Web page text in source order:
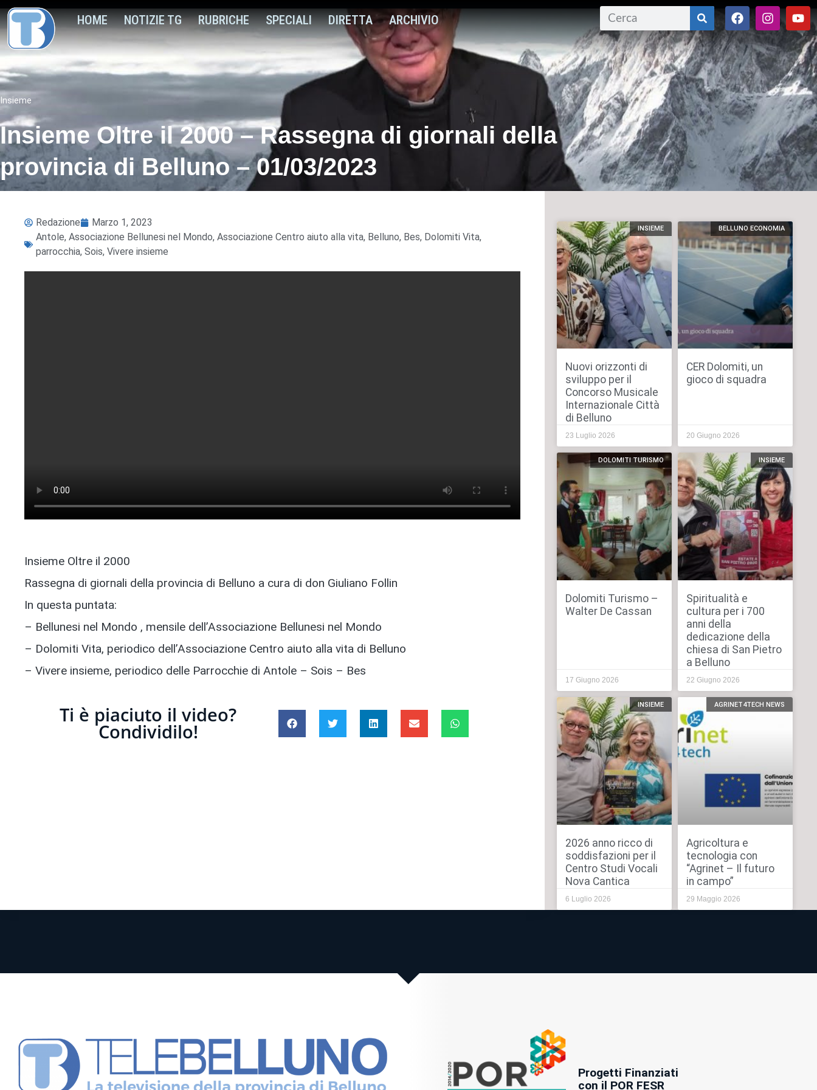
HOME NOTIZIE TG RUBRICHE SPECIALI DIRETTA ARCHIVIO
Insieme
Insieme Oltre il 2000 – Rassegna di giornali della
provincia di Belluno – 01/03/2023
Redazione
Marzo 1, 2023
Antole, Associazione Bellunesi nel Mondo, Associazione Centro aiuto alla vita, Belluno, Bes, Dolomiti Vita,
parrocchia, Sois, Vivere insieme
Insieme Oltre il 2000
Rassegna di giornali della provincia di Belluno a cura di don Giuliano Follin
In questa puntata:
– Bellunesi nel Mondo , mensile dell’Associazione Bellunesi nel Mondo
– Dolomiti Vita, periodico dell’Associazione Centro aiuto alla vita di Belluno
– Vivere insieme, periodico delle Parrocchie di Antole – Sois – Bes
Ti è piaciuto il video?
Condividilo!
INSIEME
Nuovi orizzonti di
sviluppo per il
Concorso Musicale
Internazionale Città
di Belluno
23 Luglio 2026
BELLUNO ECONOMIA
CER Dolomiti, un
gioco di squadra
20 Giugno 2026
DOLOMITI TURISMO
Dolomiti Turismo –
Walter De Cassan
17 Giugno 2026
INSIEME
Spiritualità e
cultura per i 700
anni della
dedicazione della
chiesa di San Pietro
a Belluno
22 Giugno 2026
INSIEME
2026 anno ricco di
soddisfazioni per il
Centro Studi Vocali
Nova Cantica
6 Luglio 2026
AGRINET4TECH NEWS
Agricoltura e
tecnologia con
“Agrinet – Il futuro
in campo”
29 Maggio 2026
Progetti Finanziati
con il POR FESR